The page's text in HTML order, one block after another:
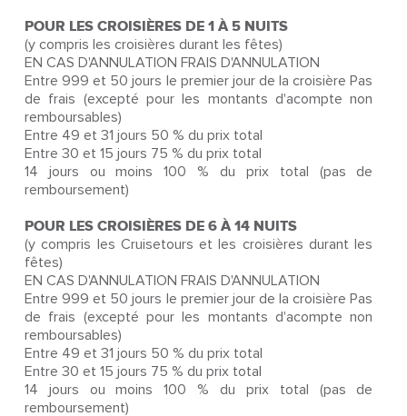
POUR LES CROISIÈRES DE 1 À 5 NUITS
(y compris les croisières durant les fêtes)
EN CAS D'ANNULATION FRAIS D'ANNULATION
Entre 999 et 50 jours le premier jour de la croisière Pas
de frais (excepté pour les montants d'acompte non
remboursables)
Entre 49 et 31 jours 50 % du prix total
Entre 30 et 15 jours 75 % du prix total
14 jours ou moins 100 % du prix total (pas de
remboursement)
POUR LES CROISIÈRES DE 6 À 14 NUITS
(y compris les Cruisetours et les croisières durant les
fêtes)
EN CAS D'ANNULATION FRAIS D'ANNULATION
Entre 999 et 50 jours le premier jour de la croisière Pas
de frais (excepté pour les montants d'acompte non
remboursables)
Entre 49 et 31 jours 50 % du prix total
Entre 30 et 15 jours 75 % du prix total
14 jours ou moins 100 % du prix total (pas de
remboursement)